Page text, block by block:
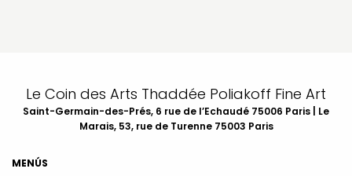
Le Coin des Arts Thaddée Poliakoff Fine Art
Saint-Germain-des-Prés, 6 rue de l’Echaudé 75006 Paris | Le
Marais, 53, rue de Turenne 75003 Paris
MENÚS